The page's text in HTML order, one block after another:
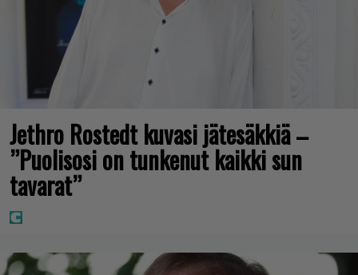
Jethro Rostedt kuvasi jätesäkkiä –
”Puolisosi on tunkenut kaikki sun
tavarat”